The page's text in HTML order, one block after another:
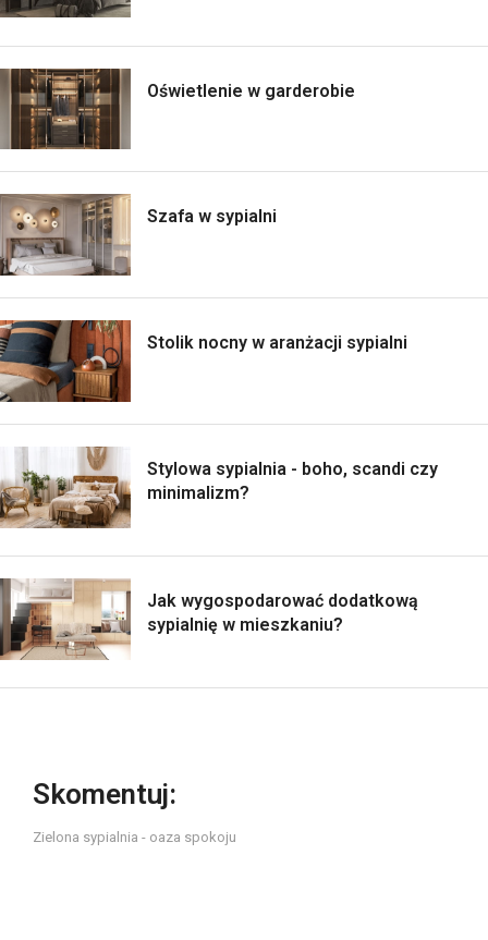
Oświetlenie w garderobie
Szafa w sypialni
Stolik nocny w aranżacji sypialni
Stylowa sypialnia - boho, scandi czy
minimalizm?
Jak wygospodarować dodatkową
sypialnię w mieszkaniu?
Skomentuj:
Zielona sypialnia - oaza spokoju